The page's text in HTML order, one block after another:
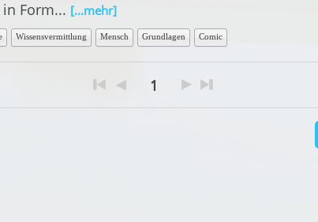
Form... [...mehr]
Wissensvermittlung Mensch Grundlagen Comic
1